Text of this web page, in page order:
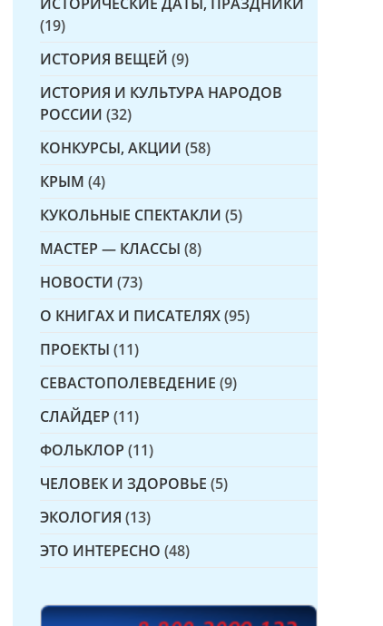
(19)
ИСТОРИЯ ВЕЩЕЙ (9)
ИСТОРИЯ И КУЛЬТУРА НАРОДОВ
РОССИИ (32)
КОНКУРСЫ, АКЦИИ (58)
КРЫМ (4)
КУКОЛЬНЫЕ СПЕКТАКЛИ (5)
МАСТЕР — КЛАССЫ (8)
НОВОСТИ (73)
О КНИГАХ И ПИСАТЕЛЯХ(95)
ПРОЕКТЫ (11)
СЕВАСТОПОЛЕВЕДЕНИЕ (9)
СЛАЙДЕР (11)
ФОЛЬКЛОР (11)
ЧЕЛОВЕК И ЗДОРОВЬЕ (5)
ЭКОЛОГИЯ (13)
ЭТО ИНТЕРЕСНО (48)